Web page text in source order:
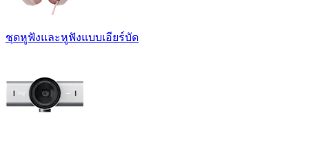
ชุดหูฟังและหูฟังแบบเอียร์บัด